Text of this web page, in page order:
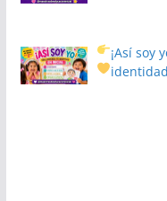
¡Así soy